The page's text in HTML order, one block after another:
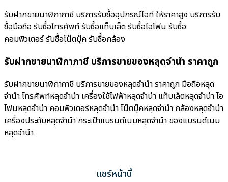
รับฝากขายนาฬิกาภาชี บริการรับซื้ออุปกรณ์ไอที ให้ราคาสูง บริการรับ
ซื้อมือถือ รับซื้อโทรศัพท์ รับซื้อแท็บเล็ต รับซื้อไอโฟน รับซื้อ
คอมพิวเตอร์ รับซื้อโน๊ตบุ๊ค รับซื้อกล้อง
รับฝากขายนาฬิกาภาชี บริการขายของหลุดจำนำ ราคาถูก
รับฝากขายนาฬิกาภาชี บริการขายของหลุดจำนำ ราคาถูก มือถือหลุด
จำนำ โทรศัพท์หลุดจำนำ เครื่องใช้ไฟฟ้าหลุดจำนำ แท็บเล็ตหลุดจำนำ ไอ
โฟนหลุดจำนำ คอมพิวเตอร์หลุดจำนำ โน๊ตบุ๊คหลุดจำนำ กล้องหลุดจำนำ
เครื่องประดับหลุดจำนำ กระเป๋าแบรนด์เนมหลุดจำนำ ของแบรนด์เนม
หลุดจำนำ
แชร์หน้านี้